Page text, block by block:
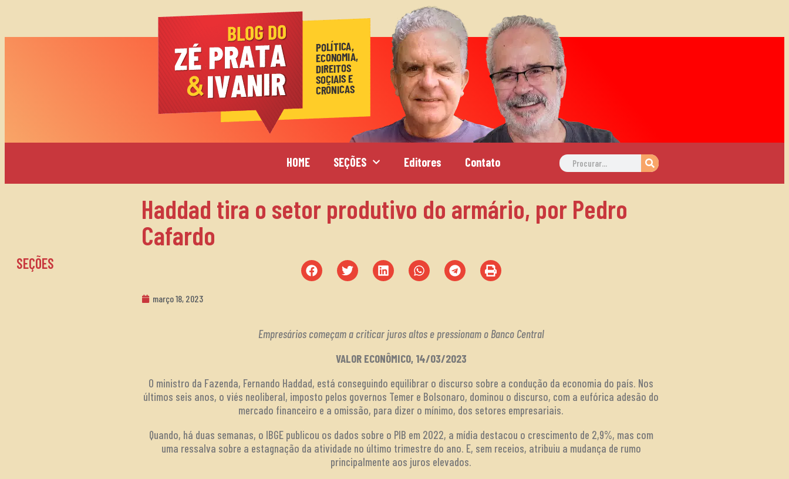
HOME SEÇÕES Editores Contato
SEÇÕES
Haddad tira o setor produtivo do armário, por Pedro
Cafardo
março 18, 2023
Empresários começam a criticar juros altos e pressionam o Banco Central
VALOR ECONÔMICO, 14/03/2023
O ministro da Fazenda, Fernando Haddad, está conseguindo equilibrar o discurso sobre a condução da economia do país. Nos
últimos seis anos, o viés neoliberal, imposto pelos governos Temer e Bolsonaro, dominou o discurso, com a eufórica adesão do
mercado financeiro e a omissão, para dizer o mínimo, dos setores empresariais.
Quando, há duas semanas, o IBGE publicou os dados sobre o PIB em 2022, a mídia destacou o crescimento de 2,9%, mas com
uma ressalva sobre a estagnação da atividade no último trimestre do ano. E, sem receios, atribuiu a mudança de rumo
principalmente aos juros elevados.